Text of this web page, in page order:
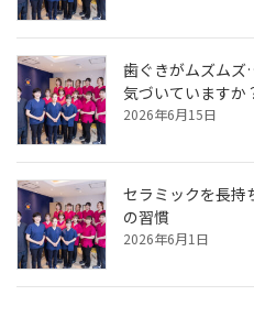
歯ぐきがムズム
気づいていますか
2026年6月15日
セラミックを長持
の習慣
2026年6月1日